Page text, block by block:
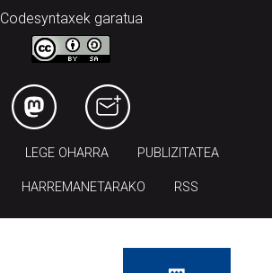
Codesyntaxek garatua
LEGE OHARRA PUBLIZITATEA
HARREMANETARAKO RSS